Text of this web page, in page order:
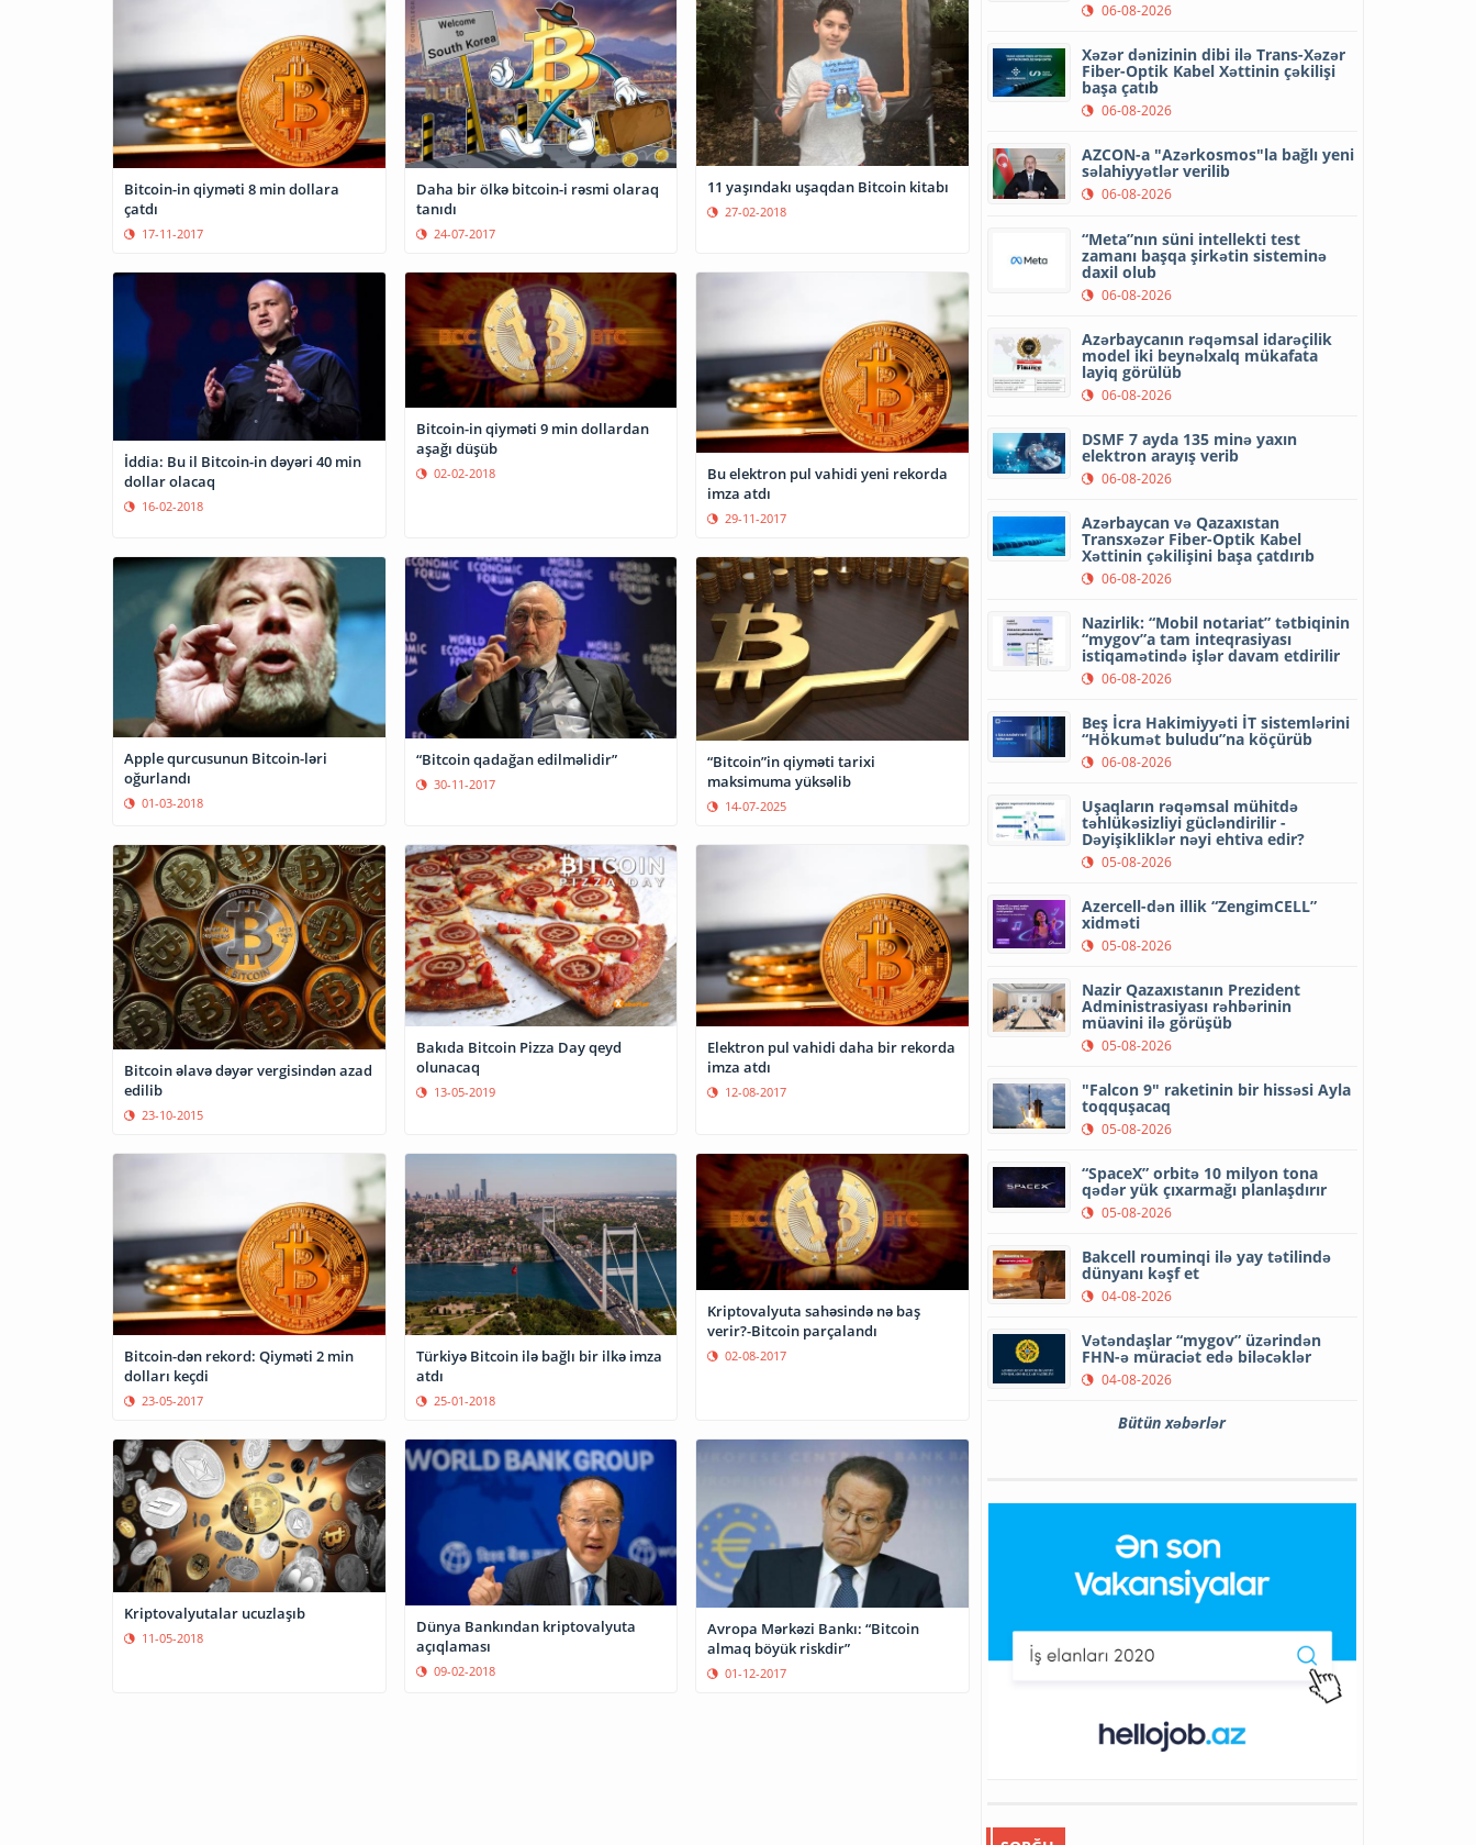
Bitcoin-in qiyməti 8 min dollara
çatdı
17-11-2017
Daha bir ölkə bitcoin-i rəsmi olaraq
tanıdı
24-07-2017
11 yaşındakı uşaqdan Bitcoin kitabı
27-02-2018
İddia: Bu il Bitcoin-in dəyəri 40 min
dollar olacaq
16-02-2018
Bitcoin-in qiyməti 9 min dollardan
aşağı düşüb
02-02-2018
Bu elektron pul vahidi yeni rekorda
imza atdı
29-11-2017
Apple qurcusunun Bitcoin-ləri
oğurlandı
01-03-2018
“Bitcoin qadağan edilməlidir”
30-11-2017
“Bitcoin”in qiyməti tarixi
maksimuma yüksəlib
14-07-2025
Bitcoin əlavə dəyər vergisindən azad
edilib
23-10-2015
Bakıda Bitcoin Pizza Day qeyd
olunacaq
13-05-2019
Elektron pul vahidi daha bir rekorda
imza atdı
12-08-2017
Bitcoin-dən rekord: Qiyməti 2 min
dolları keçdi
23-05-2017
Türkiyə Bitcoin ilə bağlı bir ilkə imza
atdı
25-01-2018
Kriptovalyuta sahəsində nə baş
verir?-Bitcoin parçalandı
02-08-2017
Kriptovalyutalar ucuzlaşıb
11-05-2018
Dünya Bankından kriptovalyuta
açıqlaması
09-02-2018
Avropa Mərkəzi Bankı: “Bitcoin
almaq böyük riskdir”
01-12-2017
06-08-2026
Xəzər dənizinin dibi ilə Trans-Xəzər
Fiber-Optik Kabel Xəttinin çəkilişi
başa çatıb
06-08-2026
AZCON-a "Azərkosmos"la bağlı yeni
səlahiyyətlər verilib
06-08-2026
“Meta”nın süni intellekti test
zamanı başqa şirkətin sisteminə
daxil olub
06-08-2026
Azərbaycanın rəqəmsal idarəçilik
model iki beynəlxalq mükafata
layiq görülüb
06-08-2026
DSMF 7 ayda 135 minə yaxın
elektron arayış verib
06-08-2026
Azərbaycan və Qazaxıstan
Transxəzər Fiber-Optik Kabel
Xəttinin çəkilişini başa çatdırıb
06-08-2026
Nazirlik: “Mobil notariat” tətbiqinin
“mygov”a tam inteqrasiyası
istiqamətində işlər davam etdirilir
06-08-2026
Beş İcra Hakimiyyəti İT sistemlərini
“Hökumət buludu”na köçürüb
06-08-2026
Uşaqların rəqəmsal mühitdə
təhlükəsizliyi gücləndirilir -
Dəyişikliklər nəyi ehtiva edir?
05-08-2026
Azercell-dən illik “ZengimCELL”
xidməti
05-08-2026
Nazir Qazaxıstanın Prezident
Administrasiyası rəhbərinin
müavini ilə görüşüb
05-08-2026
"Falcon 9" raketinin bir hissəsi Ayla
toqquşacaq
05-08-2026
“SpaceX” orbitə 10 milyon tona
qədər yük çıxarmağı planlaşdırır
05-08-2026
Bakcell rouminqi ilə yay tətilində
dünyanı kəşf et
04-08-2026
Vətəndaşlar “mygov” üzərindən
FHN-ə müraciət edə biləcəklər
04-08-2026
Bütün xəbərlər